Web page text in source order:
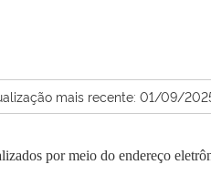
mais recente: 01/09/
por meio do endereço